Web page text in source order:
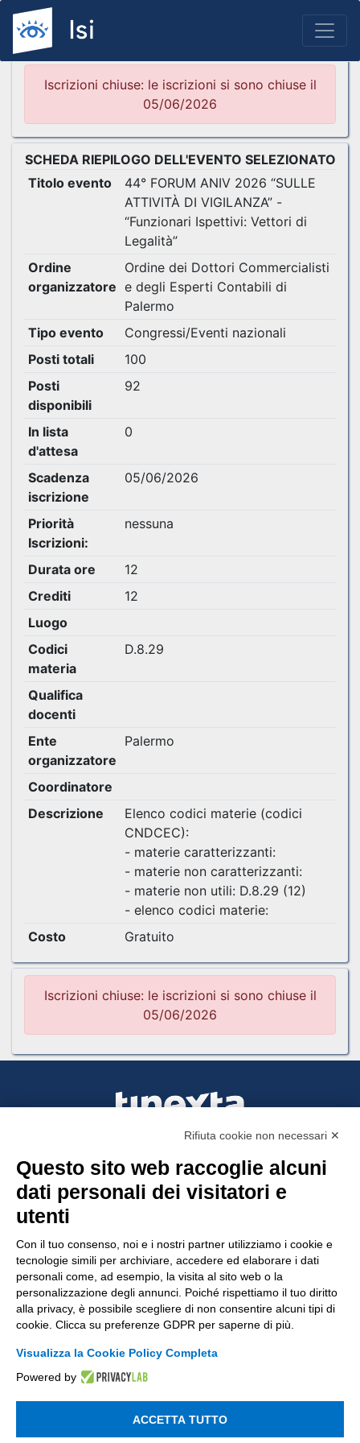
Iscrizioni chiuse: le iscrizioni si sono chiuse il
05/06/2026
SCHEDA RIEPILOGO DELL'EVENTO SELEZIONATO
Titolo evento
44° FORUM ANIV 2026 “SULLE
ATTIVITÀ DI VIGILANZA” -
“Funzionari Ispettivi: Vettori di
Legalità”
Ordine
organizzatore
Ordine dei Dottori Commercialisti
e degli Esperti Contabili di
Palermo
Tipo evento
Congressi/Eventi nazionali
Posti totali
100
Posti
disponibili
92
In lista
d'attesa
0
Scadenza
iscrizione
05/06/2026
Priorità
Iscrizioni:
nessuna
Durata ore
12
Crediti
12
Luogo
Codici
materia
D.8.29
Qualifica
docenti
Ente
organizzatore
Palermo
Coordinatore
Descrizione
Elenco codici materie (codici
CNDCEC):
- materie caratterizzanti:
- materie non caratterizzanti:
- materie non utili: D.8.29 (12)
- elenco codici materie:
Costo
Gratuito
Iscrizioni chiuse: le iscrizioni si sono chiuse il
05/06/2026
Tinexta Visura SpA
Piazzale Flaminio 1/b, 00196 Roma, Italia
Società soggetta alla direzione e coordinamento
di Tinexta SpA
P.IVA 05338771008 REA n. 877679
UTILITÀ
Verifica attestato di presenza
POLICIES AND TERMS
Rifiuta cookie non necessari ✕
Questo sito web raccoglie alcuni
dati personali dei visitatori e
utenti
Con il tuo consenso, noi e i nostri partner utilizziamo i cookie e
tecnologie simili per archiviare, accedere ed elaborare i dati
personali come, ad esempio, la visita al sito web o la
personalizzazione degli annunci. Poiché rispettiamo il tuo diritto
alla privacy, è possibile scegliere di non consentire alcuni tipi di
cookie. Clicca su preferenze GDPR per saperne di più.
Visualizza la Cookie Policy Completa
Powered by
ACCETTA TUTTO